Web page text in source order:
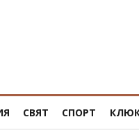
СВЯТ СПОРТ